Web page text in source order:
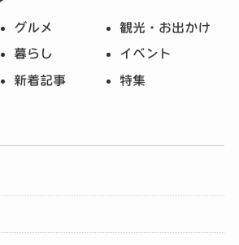
グルメ 観光・お出かけ
暮らし イベント
新着記事 特集